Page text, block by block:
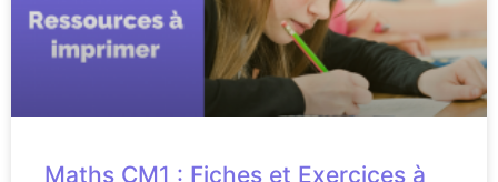
Maths CM1 : Fiches et Exercices à